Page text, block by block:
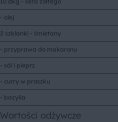
- olej
2 szklanki - śmietany
- przyprawa do makaronu
- sól i pieprz
- curry w proszku
- bazylia
Wartości odżywcze